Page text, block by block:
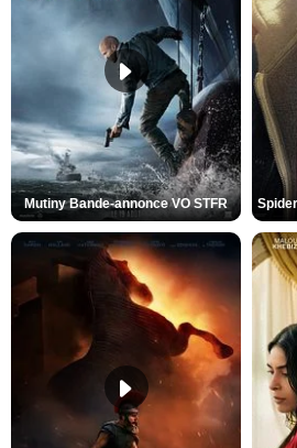
Mutiny Bande-annonce VO STFR